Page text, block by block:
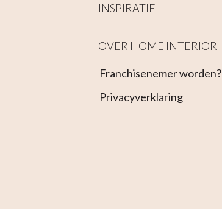
INSPIRATIE
OVER HOME INTERIOR
Franchisenemer worden?
Privacyverklaring